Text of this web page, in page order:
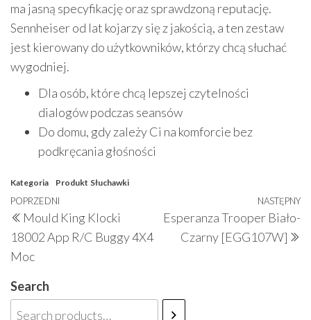
ma jasną specyfikację oraz sprawdzoną reputację.
Sennheiser od lat kojarzy się z jakością, a ten zestaw
jest kierowany do użytkowników, którzy chcą słuchać
wygodniej.
Dla osób, które chcą lepszej czytelności
dialogów podczas seansów
Do domu, gdy zależy Ci na komforcie bez
podkręcania głośności
Kategoria Produkt Słuchawki
Nawigacja
wpisu
Poprzedni
wpis
POPRZEDNI
Mould King Klocki
18002 App R/C Buggy 4X4
Moc
NASTĘPNY
Esperanza Trooper Biało-
Czarny [EGG107W]
Search